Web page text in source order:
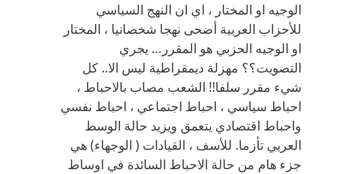
الوجيه او المختار ، اي ان النهج السياسي
للأحزاب العربية أضحى نهجا شخصانيا ، المختار
او الوجيه الحزبي هو المقرر… يجري
التصويت؟؟ مهزلة ديمقراطية ليس الا.. كل
شيء مقرر سلفا!! الشعب مصاب بالاحباط ،
احباط سياسي ، احباط اجتماعي ، احباط نفسي
واحباط اقتصادي يتعمق ويزيد حالة الوسط
العربي تأزما. للأسف ، القيادات ( الوجهاء) هي
جزء هام من حالة الاحباط السائدة في اوساط